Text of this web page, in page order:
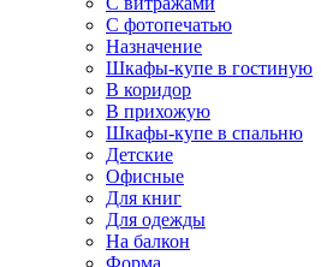
С фотопечатью
Назначение
Шкафы-купе в гостиную
В коридор
В прихожую
Шкафы-купе в спальню
Детские
Офисные
Для книг
Для одежды
На балкон
Форма